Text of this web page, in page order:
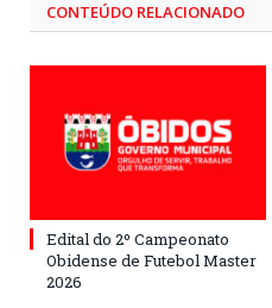
CONTEÚDO RELACIONADO
Edital do 2º Campeonato
Obidense de Futebol Master
2026